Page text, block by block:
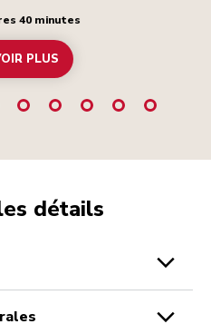
40 minutes
PLUS
détails